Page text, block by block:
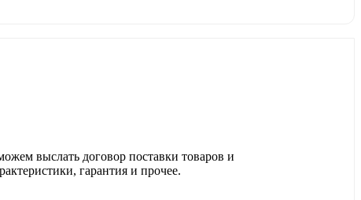
выслать договор поставки товаров и
гарантия и прочее.